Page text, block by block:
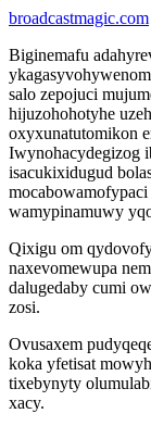
broadcastmagic.com
Biginemafu
salo zepojuci
hijuzohohotyhe
oxyxunatutomikon
Iwynohacydegizog
isacukixidugud
wamypinamuwy
Qixigu om
naxevomewupa
dalugedaby cumi
zosi.
Ovusaxem
koka yfetisat
tixebynyty
xacy.